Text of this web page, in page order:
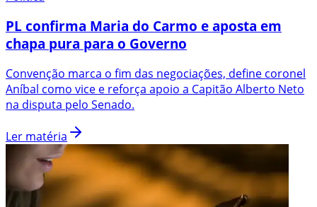
PL confirma Maria do Carmo e aposta em
chapa pura para o Governo
Convenção marca o fim das negociações, define coronel
Aníbal como vice e reforça apoio a Capitão Alberto Neto
na disputa pelo Senado.
Ler matéria